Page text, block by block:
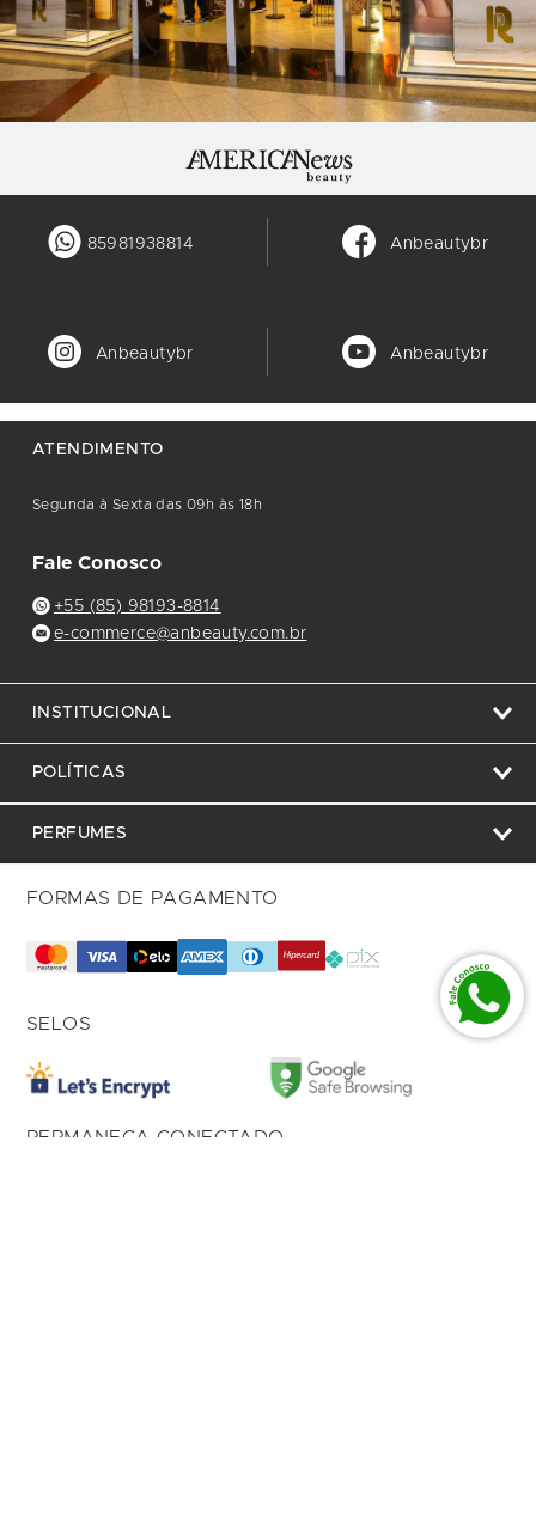
85981938814 Anbeautybr
Anbeautybr Anbeautybr
ATENDIMENTO
Segunda à Sexta das 09h às 18h
Fale Conosco
+55 (85) 98193-8814
e-commerce@anbeauty.com.br
INSTITUCIONAL
POLÍTICAS
PERFUMES
FORMAS DE PAGAMENTO
SELOS
PERMANEÇA CONECTADO